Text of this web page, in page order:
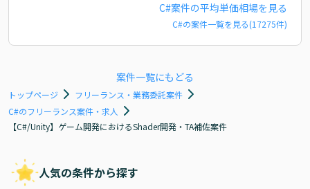
C#案件の平均単価相場を見る
C#の案件一覧を見る(17275件)
案件一覧にもどる
トップページ
フリーランス・業務委託案件
C#のフリーランス案件・求人
【C#/Unity】ゲーム開発におけるShader開発・TA補佐案件
人気の条件から探す